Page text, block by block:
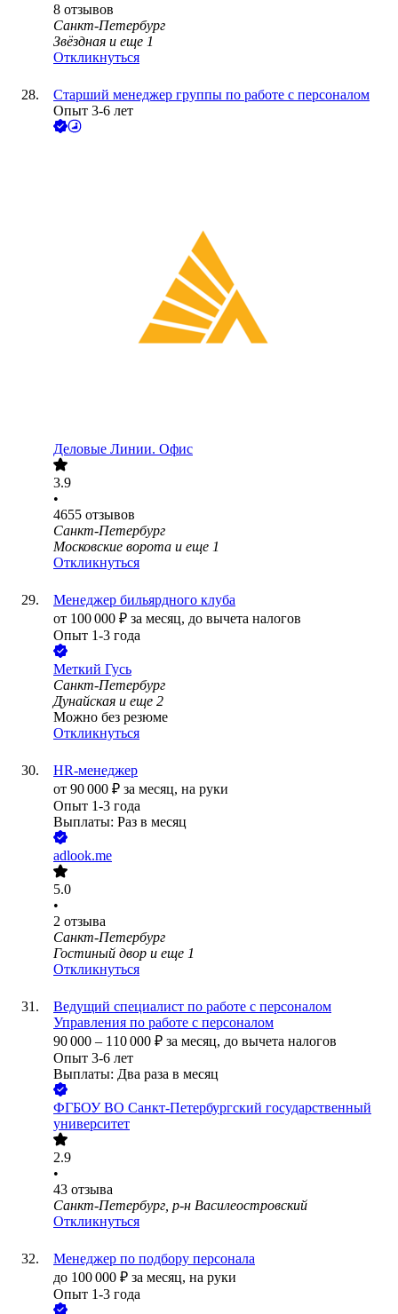
8 отзывов
Санкт-Петербург
Звёздная и еще 1
Откликнуться
Старший менеджер группы по работе с персоналом
Опыт 3-6 лет
Деловые Линии. Офис
3.9
•
4655 отзывов
Санкт-Петербург
Московские ворота и еще 1
Откликнуться
Менеджер бильярдного клуба
от 100 000 ₽ за месяц, до вычета налогов
Опыт 1-3 года
Меткий Гусь
Санкт-Петербург
Дунайская и еще 2
Можно без резюме
Откликнуться
HR-менеджер
от 90 000 ₽ за месяц, на руки
Опыт 1-3 года
Выплаты: Раз в месяц
adlook.me
5.0
•
2 отзыва
Санкт-Петербург
Гостиный двор и еще 1
Откликнуться
Ведущий специалист по работе с персоналом
Управления по работе с персоналом
90 000 – 110 000 ₽ за месяц, до вычета налогов
Опыт 3-6 лет
Выплаты: Два раза в месяц
ФГБОУ ВО Санкт-Петербургский государственный
университет
2.9
•
43 отзыва
Санкт-Петербург, р-н Василеостровский
Откликнуться
Менеджер по подбору персонала
до 100 000 ₽ за месяц, на руки
Опыт 1-3 года